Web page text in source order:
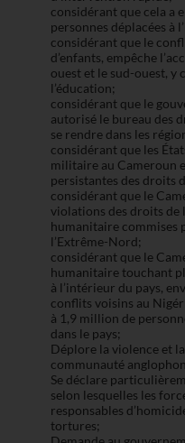
considérant que cela a
personnes déplacées à
considérant que le
d’enfants, empêche
ouest et le sud-ouest, y
l’éducation;
considérant que le
autorisé le bureau des
se rendre dans les
considérant que les
militaire au Cameroun
persistantes des droits
considérant que le
violations des droits de
humanitaire commises
l’Extrême-Nord;
considérant que le
humanitaire touchant
à l’intérieur du pays,
conflits voisins au
à 1,9 million de
dans le pays;
Déplore la violence et
communauté
Se déclare
selon lesquelles les
responsables
tortures;